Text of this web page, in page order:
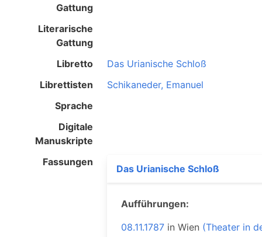
Gattung
Literarische
Gattung
Libretto
Das Urianische Schloß
Librettisten
Schikaneder, Emanuel
Sprache
Digitale
Manuskripte
Fassungen
Das Urianische Schloß
Aufführungen:
08.11.1787 inWien (Theater in